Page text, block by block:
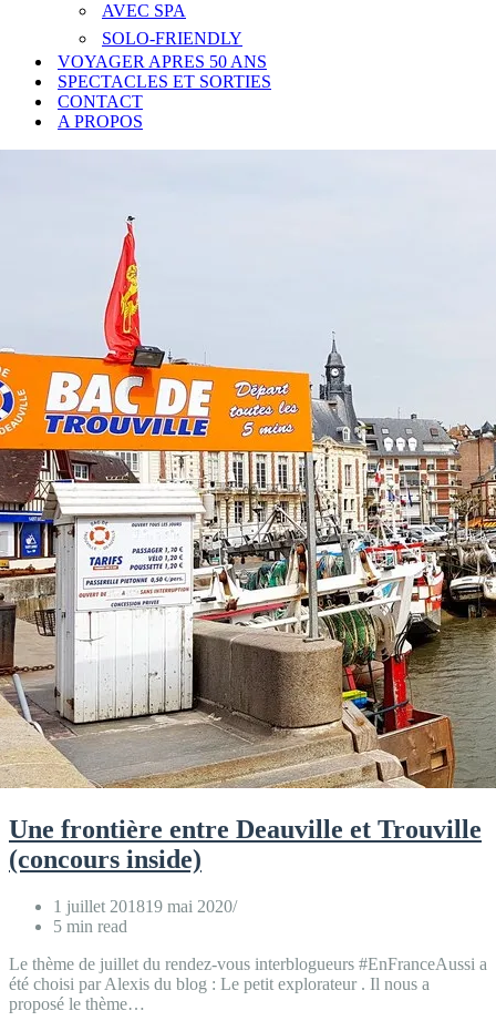
AVEC SPA
SOLO-FRIENDLY
VOYAGER APRES 50 ANS
SPECTACLES ET SORTIES
CONTACT
A PROPOS
Une frontière entre Deauville et Trouville
(concours inside)
1 juillet 201819 mai 2020
5 min read
Le thème de juillet du rendez-vous interblogueurs #EnFranceAussi a
été choisi par Alexis du blog : Le petit explorateur . Il nous a
proposé le thème…